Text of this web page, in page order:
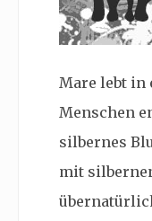
Mare lebt in
Menschen
silbernes
mit